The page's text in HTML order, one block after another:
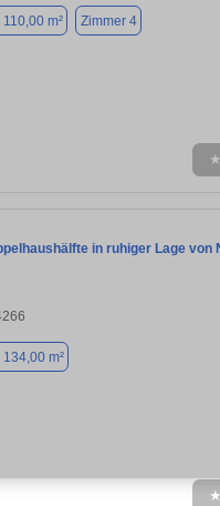
110,00 m² Zimmer 4
★
in ruhiger Lage von
134,00 m²
★